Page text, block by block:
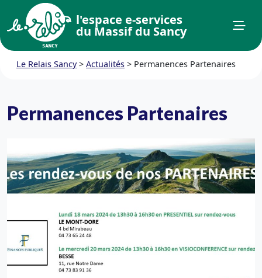
l'espace e-services
du Massif du Sancy
Le Relais Sancy> Actualités > Permanences Partenaires
Permanences Partenaires